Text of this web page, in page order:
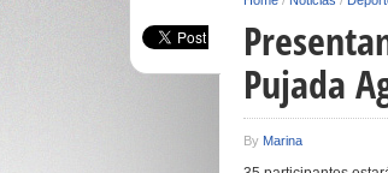
Pujada
By Marina